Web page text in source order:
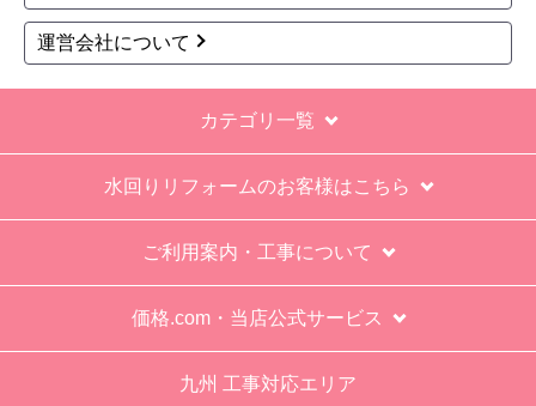
運営会社について
カテゴリ一覧
水回りリフォームのお客様はこちら
ご利用案内・工事について
価格.com・当店公式サービス
九州 工事対応エリア